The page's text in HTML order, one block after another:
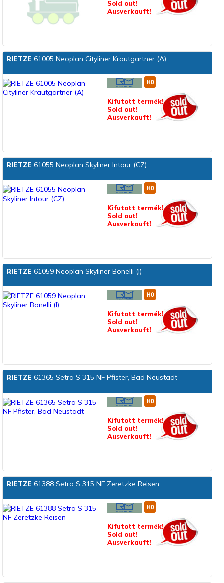
Sold out!
Ausverkauft!
RIETZE 61005 Neoplan Cityliner Krautgartner (A)
Kifutott termék!
Sold out!
Ausverkauft!
RIETZE 61055 Neoplan Skyliner Intour (CZ)
Kifutott termék!
Sold out!
Ausverkauft!
RIETZE 61059 Neoplan Skyliner Bonelli (I)
Kifutott termék!
Sold out!
Ausverkauft!
RIETZE 61365 Setra S 315 NF Pfister, Bad Neustadt
Kifutott termék!
Sold out!
Ausverkauft!
RIETZE 61388 Setra S 315 NF Zeretzke Reisen
Kifutott termék!
Sold out!
Ausverkauft!